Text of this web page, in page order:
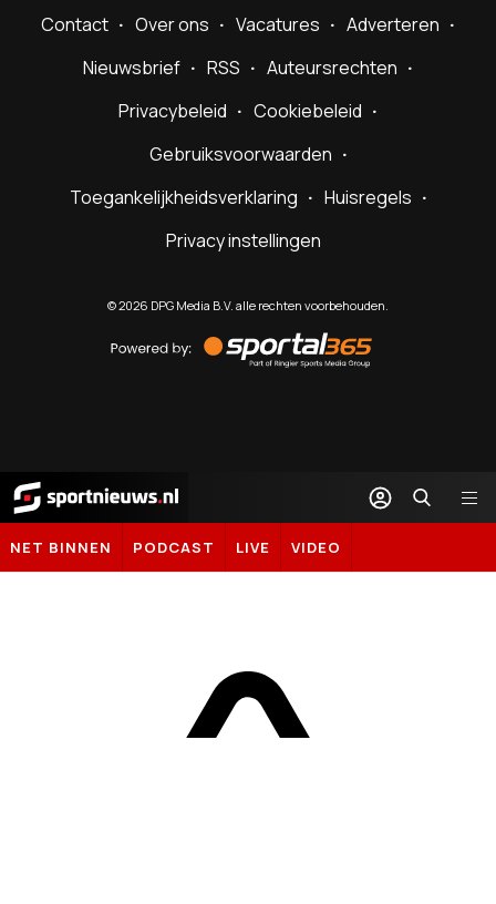
Contact Over ons Vacatures
Adverteren
Nieuwsbrief
RSS
Auteursrechten
Privacybeleid
Cookiebeleid
Gebruiksvoorwaarden
Toegankelijkheidsverklaring
Huisregels
Privacy instellingen
©2026 DPG Media B.V. alle rechten voorbehouden.
by
Sportal365
Sportnieuws.nl
NET BINNEN PODCAST LIVE VIDEO